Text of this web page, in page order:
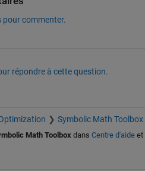
pour commenter.
répondre à cette question.
Symbolic Math Toolbox
Math Toolboxdans Centre d'aideet